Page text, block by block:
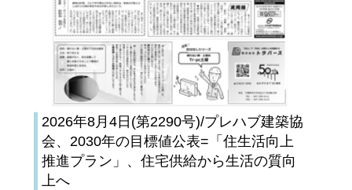
2026年8月4日(第2290号)/プレハブ建築協
会、2030年の目標値公表=「住生活向上
推進プラン」、住宅供給から生活の質向
上へ